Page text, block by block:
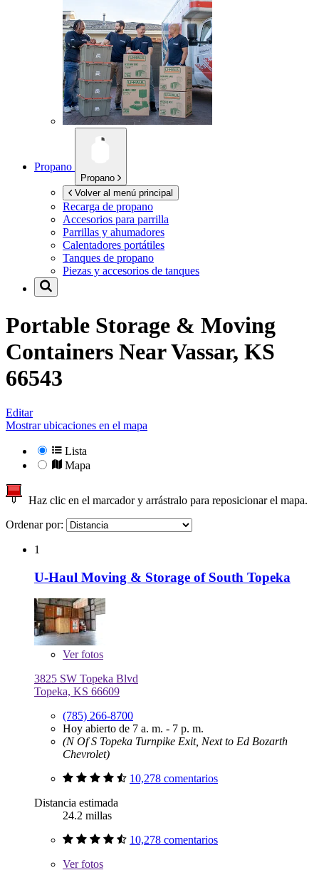
Propano
Propano
Volver al menú principal
Recarga de propano
Accesorios para parrilla
Parrillas y ahumadores
Calentadores portátiles
Tanques de propano
Piezas y accesorios de tanques
Portable Storage & Moving
Containers NearVassar, KS
66543
Editar
Mostrar ubicaciones en el mapa
Lista
Mapa
Haz clic en el marcador y arrástralo para reposicionar el mapa.
Ordenar por:
1
U-Haul Moving & Storage of South Topeka
Verfotos
3825 SW Topeka Blvd
Topeka, KS 66609
(785) 266-8700
Hoy abierto de 7 a. m. - 7 p. m.
(N Of S Topeka Turnpike Exit, Next to Ed Bozarth
Chevrolet)
10,278 comentarios
Distancia estimada
24.2 millas
10,278 comentarios
Verfotos